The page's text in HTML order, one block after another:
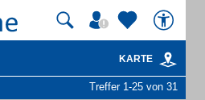
KARTE
Treffer 1-25 von 31